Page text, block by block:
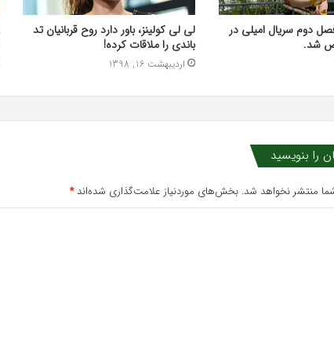
دوم سریال امیلی در
شد.
لی لی کولینز، باور دارد روح قربانیان تد
باندی را ملاقات کرده!
اردیبهشت 16, 1398
را بنویسید
منتشر نخواهد شد. بخش‌های موردنیاز علامت‌گذاری شده‌اند*